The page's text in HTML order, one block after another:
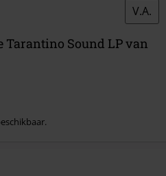
V.A.
Tarantino Sound LP van